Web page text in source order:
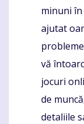
minuni în
ajutat
vă
jocuri
de
detaliile